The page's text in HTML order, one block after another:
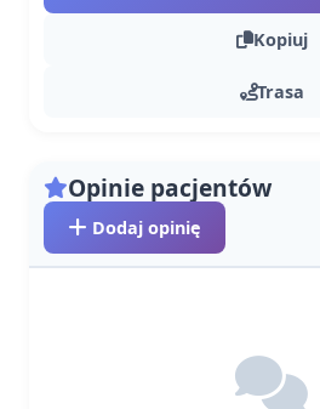
Kopiuj
Trasa
Opinie pacjentów
Dodaj opinię